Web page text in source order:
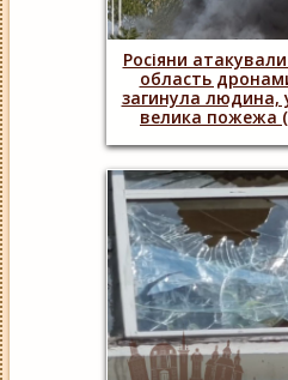
Росіяни
область
загинула людина,
велика пожежа